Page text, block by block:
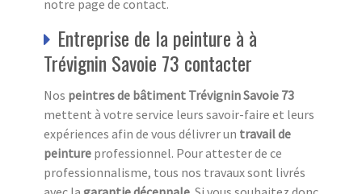
notre page de contact.
Entreprise de la peinture à à
Trévignin Savoie 73 contacter
Nos peintres de bâtiment Trévignin Savoie 73
mettent à votre service leurs savoir-faire et leurs
expériences afin de vous délivrer un travail de
peinture professionnel. Pour attester de ce
professionnalisme, tous nos travaux sont livrés